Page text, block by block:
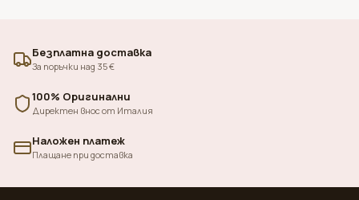
Безплатна доставка
За поръчки над 35 €
100% Оригинални
Директен внос от Италия
Наложен платеж
Плащане при доставка